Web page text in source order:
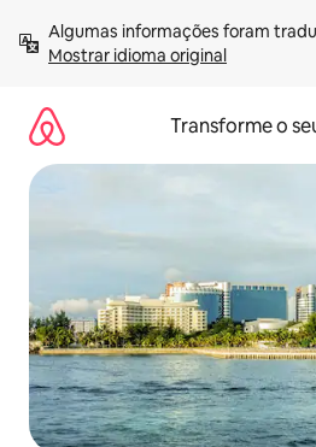
para
Mostrar idioma original
Transforme o